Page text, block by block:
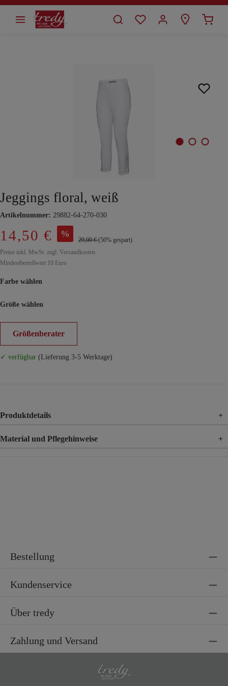
springen
Jeggings floral, weiß
Artikelnummer: 29882-64-270-030
14,50 € %
29,00 €(50% gespart)
Preise inkl. MwSt. zzgl. Versandkosten
Mindestbestellwert 10 Euro
Farbe wählen
Größe wählen
Größenberater
✓ verfügbar (Lieferung 3-5 Werktage)
Produktdetails +
Material und Pflegehinweise +
Bestellung
Kundenservice
Über tredy
Zahlung und Versand